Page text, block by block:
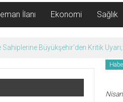
İlanı Ekonomi Sağlık
Sahiplerine Büyükşehir’den Kritik